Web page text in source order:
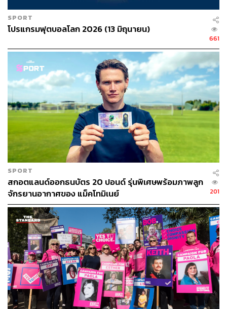
SPORT
โปรแกรมฟุตบอลโลก 2026 (13 มิถุนายน)
661
SPORT
สกอตแลนด์ออกธนบัตร 20 ปอนด์ รุ่นพิเศษพร้อมภาพลูก
จักรยานอากาศของ แม็คโทมิเนย์
201